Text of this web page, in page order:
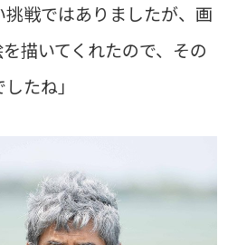
戦ではありましたが、画
描いてくれたので、その
たね」